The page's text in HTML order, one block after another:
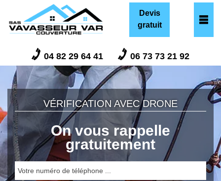
Devis
gratuit
04 82 29 64 41 06 73 73 21 92
VÉRIFICATION AVEC DRONE
On vous rappelle
gratuitement